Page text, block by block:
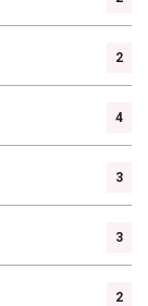
2
4
3
3
2